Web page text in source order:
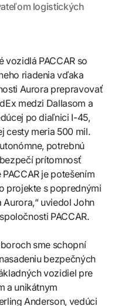
logistických
vozidlá PACCAR so
riadenia vďaka
Aurora prepravovať
medzi Dallasom a
po diaľnici I-45,
cesty meria 500 mil.
potrebnú
prítomnosť
je potešením
projekte s poprednými
uviedol John
PACCAR.
sme schopní
bezpečných
vozidiel pre
a unikátnym
Anderson, vedúci